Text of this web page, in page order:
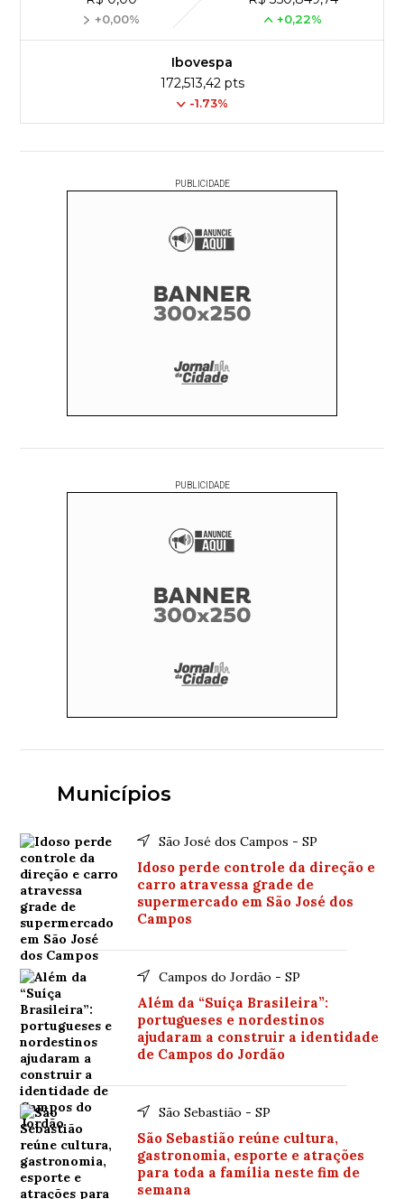
+0,00% +0,22%
Ibovespa
172,513,42 pts
-1.73%
PUBLICIDADE
PUBLICIDADE
Municípios
São José dos Campos - SP
Idoso perde controle da direção e
carro atravessa grade de
supermercado em São José dos
Campos
Campos do Jordão - SP
Além da “Suíça Brasileira”:
portugueses e nordestinos
ajudaram a construir a identidade
de Campos do Jordão
São Sebastião - SP
São Sebastião reúne cultura,
gastronomia, esporte e atrações
para toda a família neste fim de
semana